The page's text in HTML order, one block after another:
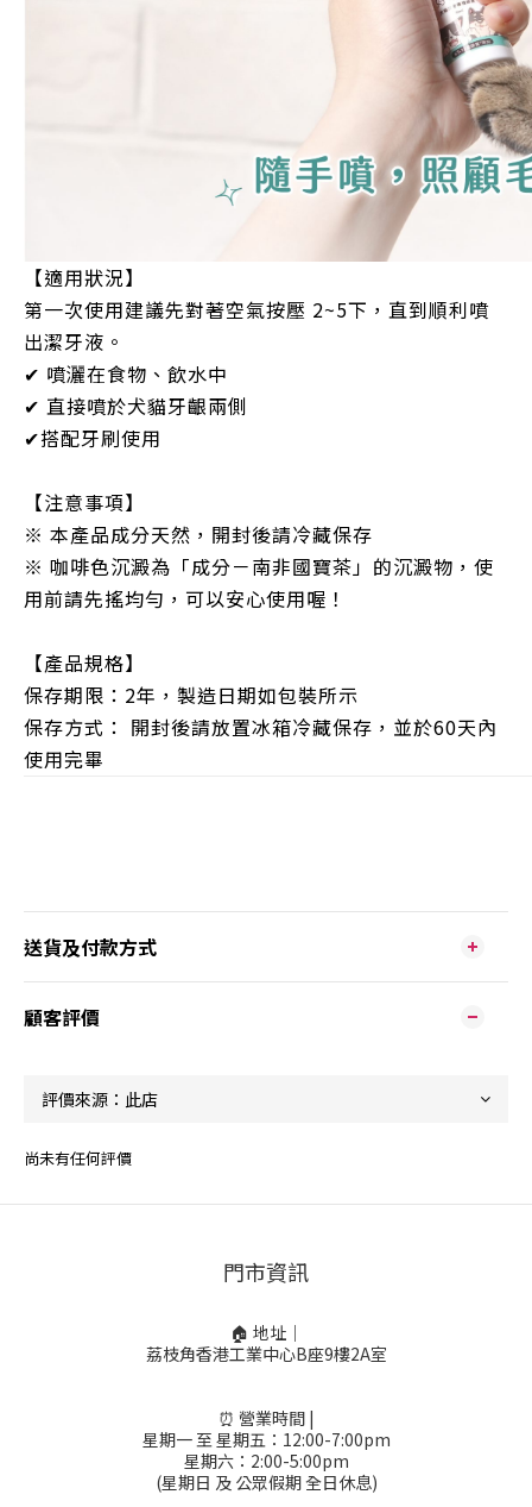
【適用狀況】
第一次使用建議先對著空氣按壓 2~5下，直到順利噴
出潔牙液。
✔ 噴灑在食物、飲水中
✔ 直接噴於犬貓牙齦兩側
✔搭配牙刷使用
【注意事項】
※ 本產品成分天然，開封後請冷藏保存
※ 咖啡色沉澱為「成分－南非國寶茶」的沉澱物，使
用前請先搖均勻，可以安心使用喔！
【產品規格】
保存期限：2年，製造日期如包裝所示
保存方式： 開封後請放置冰箱冷藏保存，並於60天內
使用完畢
送貨及付款方式
顧客評價
尚未有任何評價
門市資訊
🏠 地址｜
荔枝角香港工業中心B座9樓2A室
⏰ 營業時間 |
星期一 至 星期五：12:00-7:00pm
星期六：2:00-5:00pm
(星期日 及 公眾假期 全日休息)